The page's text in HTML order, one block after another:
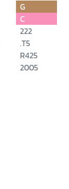
G
C
222
.T5
R425
2005